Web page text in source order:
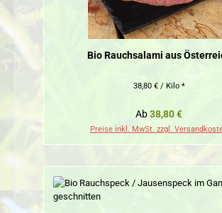
Bio Rauchsalami aus
38,80 € / Kilo *
Regulärer Preis:
Ab38,80 €
Preise inkl. MwSt. zzgl.